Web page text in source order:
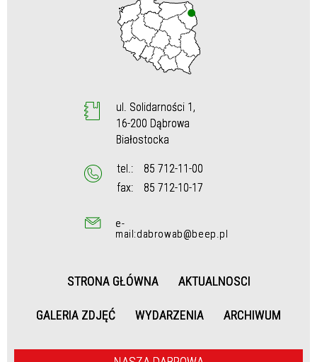
ul. Solidarności 1,
16-200 Dąbrowa
Białostocka
tel.:
85 712-11-00
fax:
85 712-10-17
e-
mail:dabrowab@beep.pl
STRONA GŁÓWNA AKTUALNOSCI
GALERIA ZDJĘĆ WYDARZENIA ARCHIWUM